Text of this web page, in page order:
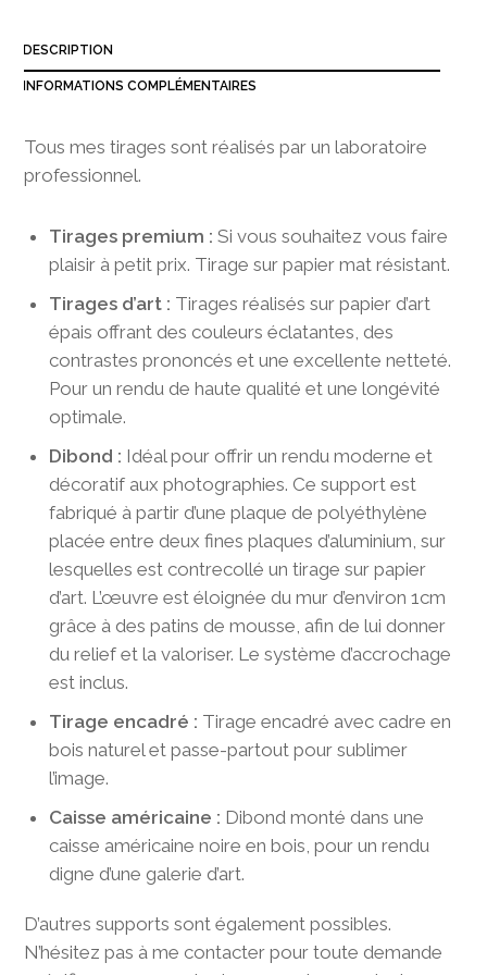
0
0
DESCRIPTION
INFORMATIONS COMPLÉMENTAIRES
Tous mes tirages sont réalisés par un laboratoire
professionnel.
Tirages premium : Si vous souhaitez vous faire
plaisir à petit prix. Tirage sur papier mat résistant.
Tirages d’art : Tirages réalisés sur papier d’art
épais offrant des couleurs éclatantes, des
contrastes prononcés et une excellente netteté.
Pour un rendu de haute qualité et une longévité
optimale.
Dibond : Idéal pour offrir un rendu moderne et
décoratif aux photographies. Ce support est
fabriqué à partir d’une plaque de polyéthylène
placée entre deux fines plaques d’aluminium, sur
lesquelles est contrecollé un tirage sur papier
d’art. L’œuvre est éloignée du mur d’environ 1cm
grâce à des patins de mousse, afin de lui donner
du relief et la valoriser. Le système d’accrochage
est inclus.
Tirage encadré : Tirage encadré avec cadre en
bois naturel et passe-partout pour sublimer
l’image.
Caisse américaine : Dibond monté dans une
caisse américaine noire en bois, pour un rendu
digne d’une galerie d’art.
D’autres supports sont également possibles.
N’hésitez pas à me contacter pour toute demande